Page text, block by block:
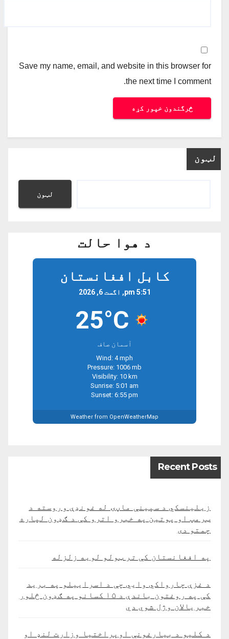
Save my name, email, and website in this browser for
the next time I comment.
لټون
لټون
د هوا حالت
کابل افغانستان
5:51 pm, اگست 6, 2026
25°C
آسمان صاف
Wind: 4 mph
Pressure: 1006 mb
Visibility: 10 km
Sunrise: 5:01 am
Sunset: 6:55 pm
Weather from OpenWeatherMap
Recent Posts
زیلینسکي د سپینې ماڼۍ له غونډې وروسته د
ټرمپ او پوتین په خبرو اترو کې د ګډون لپاره
چمتو دی
په افغانستان کې تر ټولو لویه زلزله
د غزې چارواکي وايي چې د اسراییلو په برید
کې په روغتون باندې د ۱۵ کسانو په ګډون څلور
خبریالان وژل شوي دي
د کلیو د بیارغونې اوپراختیا وزارت لنډ او